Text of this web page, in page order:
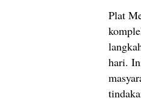
Plat
hari.